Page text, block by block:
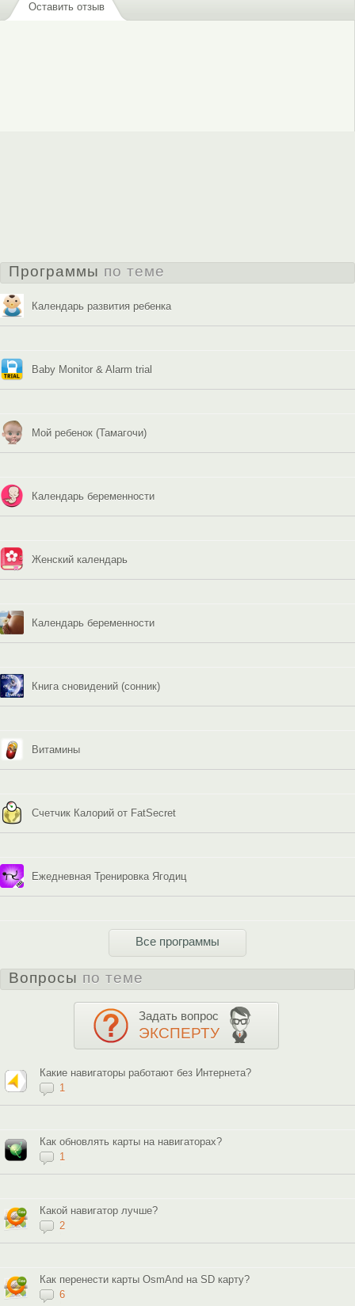
Оставить отзыв
Программы по теме
Календарь развития ребенка
Baby Monitor & Alarm trial
Мой ребенок (Тамагочи)
Календарь беременности
Женский календарь
Календарь беременности
Книга сновидений (сонник)
Витамины
Счетчик Калорий от FatSecret
Ежедневная Тренировка Ягодиц
Все программы
Вопросы по теме
Задать вопрос
ЭКСПЕРТУ
Какие навигаторы работают без Интернета?
1
Как обновлять карты на навигаторах?
1
Какой навигатор лучше?
2
Как перенести карты OsmAnd на SD карту?
6